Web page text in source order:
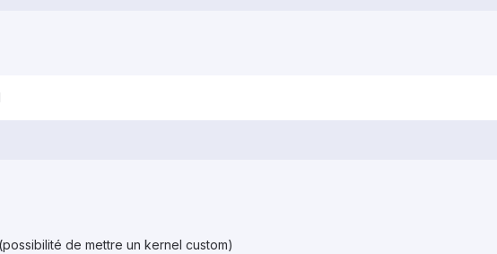
de mettre un kernel custom)